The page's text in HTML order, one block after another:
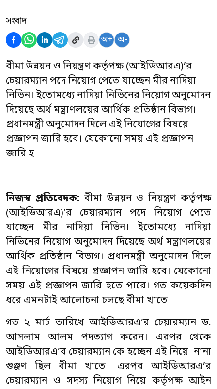
সংবাদ
অ+ অ-
বীমা উন্নয়ন ও নিয়ন্ত্রণ কর্তৃপক্ষ (আইডিআরএ)’র
চেয়ারম্যান পদে নিয়োগ পেতে যাচ্ছেন মীর নাদিয়া
নিভিন। ইতোমধ্যে নাদিয়া নিভিনের নিয়োগ অনুমোদন
দিয়েছে অর্থ মন্ত্রাণলয়ের আর্থিক প্রতিষ্ঠান বিভাগ।
প্রধানমন্ত্রী অনুমোদন দিলে এই নিয়োগের বিষয়ে
প্রজ্ঞাপন জারি হবে। যেকোনো সময় এই প্রজ্ঞাপন
জারি হ
নিজস্ব প্রতিবেদক:বীমা উন্নয়ন ও নিয়ন্ত্রণ কর্তৃপক্ষ
(আইডিআরএ)’র চেয়ারম্যান পদে নিয়োগ পেতে
যাচ্ছেন মীর নাদিয়া নিভিন। ইতোমধ্যে নাদিয়া
নিভিনের নিয়োগ অনুমোদন দিয়েছে অর্থ মন্ত্রাণলয়ের
আর্থিক প্রতিষ্ঠান বিভাগ। প্রধানমন্ত্রী অনুমোদন দিলে
এই নিয়োগের বিষয়ে প্রজ্ঞাপন জারি হবে। যেকোনো
সময় এই প্রজ্ঞাপন জারি হতে পারে। গত কয়েকদিন
ধরে এমনটাই আলোচনা চলছে বীমা খাতে।
গত ২ মার্চ তারিখে আইডিআরএ’র চেয়ারম্যান ড.
আসলাম আলম পদত্যাগ করেন। এরপর থেকে
আইডিআরএ’র চেয়ারম্যান কে হচ্ছেন এই নিয়ে নানা
গুঞ্জণ ছিল বীমা খাতে। এরপর আইডিআরএ’র
চেয়ারম্যান ও সদস্য নিয়োগ নিয়ে কর্তৃপক্ষ আইন